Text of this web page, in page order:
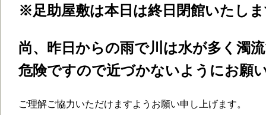
※足助屋敷は本日は終日閉館いたし
尚、昨日からの雨で川は水が多く濁
危険ですので近づかないようにお願
ご理解ご協力いただけますようお願い申し上げます。